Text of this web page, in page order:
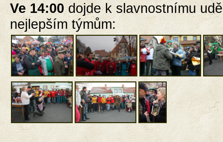
Ve 14:00dojde k slavnostnímu
nejlepším týmům: